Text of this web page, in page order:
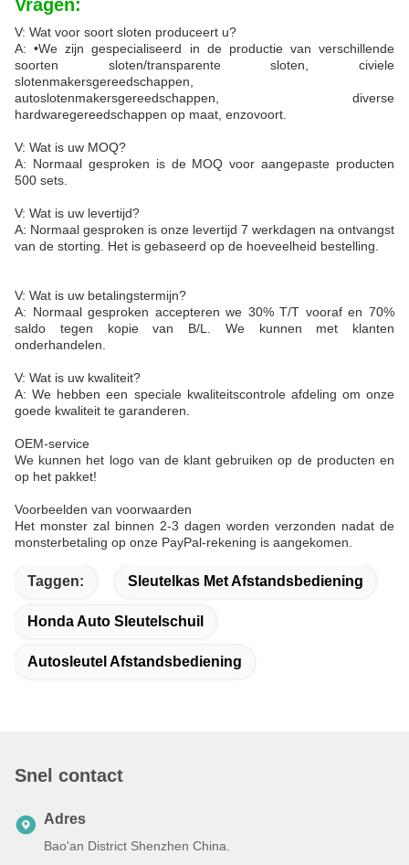
Vragen:
V: Wat voor soort sloten produceert u?
A: •We zijn gespecialiseerd in de productie van verschillende
soorten sloten/transparente sloten, civiele
slotenmakersgereedschappen,
autoslotenmakersgereedschappen, diverse
hardwaregereedschappen op maat, enzovoort.
V: Wat is uw MOQ?
A: Normaal gesproken is de MOQ voor aangepaste producten
500 sets.
V: Wat is uw levertijd?
A: Normaal gesproken is onze levertijd 7 werkdagen na ontvangst
van de storting. Het is gebaseerd op de hoeveelheid bestelling.
V: Wat is uw betalingstermijn?
A: Normaal gesproken accepteren we 30% T/T vooraf en 70%
saldo tegen kopie van B/L. We kunnen met klanten
onderhandelen.
V: Wat is uw kwaliteit?
A: We hebben een speciale kwaliteitscontrole afdeling om onze
goede kwaliteit te garanderen.
OEM-service
We kunnen het logo van de klant gebruiken op de producten en
op het pakket!
Voorbeelden van voorwaarden
Het monster zal binnen 2-3 dagen worden verzonden nadat de
monsterbetaling op onze PayPal-rekening is aangekomen.
Taggen: Sleutelkas Met Afstandsbediening
Honda Auto Sleutelschuil
Autosleutel Afstandsbediening
Snel contact
Adres
Bao'an District Shenzhen China.